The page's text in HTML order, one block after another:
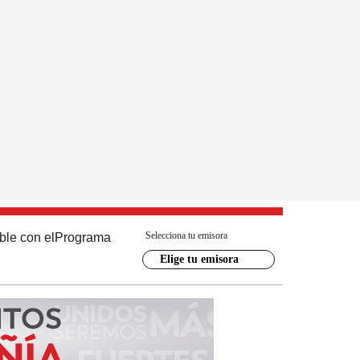
con el Programa Selecciona tu emisora
Elige tu emisora